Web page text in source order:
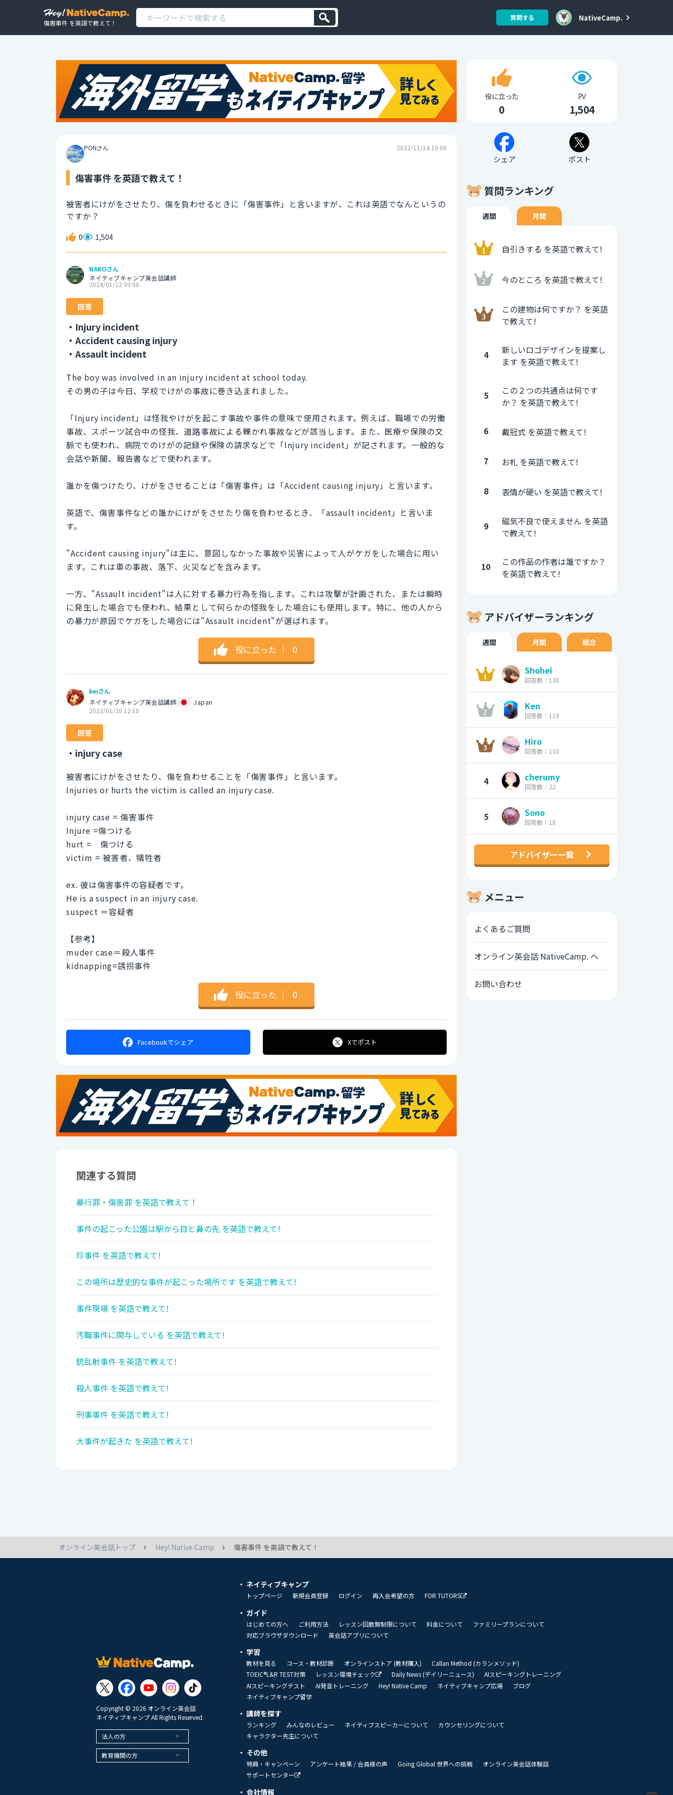
傷害事件 を英語で教えて！
質問する NativeCamp.
PONさん 2022/11/14 10:00
傷害事件 を英語で教えて！
被害者にけがをさせたり、傷を負わせるときに「傷害事件」と言いますが、これは英語でなんというの
ですか？
0 1,504
NAKOさん
ネイティブキャンプ英会話講師
2024/01/12 00:00
回答
・Injury incident
・Accident causing injury
・Assault incident
The boy was involved in an injury incident at school today.
その男の子は今日、学校でけがの事故に巻き込まれました。
「Injury incident」は怪我やけがを起こす事故や事件の意味で使用されます。例えば、職場での労働
事故、スポーツ試合中の怪我、道路事故による轢かれ事故などが該当します。また、医療や保険の文
脈でも使われ、病院でのけがの記録や保険の請求などで「Injury incident」が記されます。一般的な
会話や新聞、報告書などで使われます。
誰かを傷つけたり、けがをさせることは「傷害事件」は「Accident causing injury」と言います。
英語で、傷害事件などの誰かにけがをさせたり傷を負わせるとき、「assault incident」と言いま
す。
"Accident causing injury"は主に、意図しなかった事故や災害によって人がケガをした場合に用い
ます。これは車の事故、落下、火災などを含みます。
一方、"Assault incident"は人に対する暴力行為を指します。これは攻撃が計画された、または瞬時
に発生した場合でも使われ、結果として何らかの怪我をした場合にも使用します。特に、他の人から
の暴力が原因でケガをした場合には"Assault incident"が選ばれます。
役に立った ｜ 0
keiさん
ネイティブキャンプ英会話講師
Japan
2023/01/20 12:10
回答
・injury case
被害者にけがをさせたり、傷を負わせることを「傷害事件」と言います。
Injuries or hurts the victim is called an injury case.
injury case = 傷害事件
Injure =傷つける
hurt = 傷つける
victim = 被害者、犠牲者
ex. 彼は傷害事件の容疑者です。
He is a suspect in an injury case.
suspect ＝容疑者
【参考】
muder case＝殺人事件
kidnapping=誘拐事件
役に立った ｜ 0
Facebookでシェア Xでポスト
関連する質問
暴行罪・傷害罪 を英語で教えて！
事件の起こった公園は駅から目と鼻の先 を英語で教えて!
珍事件 を英語で教えて!
この場所は歴史的な事件が起こった場所です を英語で教えて!
事件現場 を英語で教えて!
汚職事件に関与している を英語で教えて!
銃乱射事件 を英語で教えて!
殺人事件 を英語で教えて!
刑事事件 を英語で教えて!
大事件が起きた を英語で教えて!
役に立った
0
PV
1,504
シェア ポスト
質問ランキング
週間 月間
自引きする を英語で教えて!
今のところ を英語で教えて!
この建物は何ですか？ を英語
で教えて!
4
新しいロゴデザインを提案し
ます を英語で教えて!
5
この２つの共通点は何です
か？ を英語で教えて!
6 戴冠式 を英語で教えて!
7 お札 を英語で教えて!
8 表情が硬い を英語で教えて!
9
磁気不良で使えません を英語
で教えて!
10
この作品の作者は誰ですか？
を英語で教えて!
アドバイザーランキング
週間 月間 総合
Shohei
回答数：138
Ken
回答数：119
Hiro
回答数：110
4 cherumy
回答数：22
5 Sono
回答数：18
アドバイザー一覧
メニュー
よくあるご質問
オンライン英会話 NativeCamp. へ
お問い合わせ
オンライン英会話トップ Hey! Native Camp 傷害事件 を英語で教えて！
Copyright © 2026 オンライン英会話
ネイティブキャンプ All Rights Reserved.
法人の方
教育機関の方
ネイティブキャンプ
トップページ 新規会員登録 ログイン 再入会希望の方 FOR TUTORS
ガイド
はじめての方へ ご利用方法 レッスン回数無制限について 料金について
ファミリープランについて
対応ブラウザダウンロード
英会話アプリについて
学習
教材を見る コース・教材診断 オンラインストア (教材購入)
Callan Method (カランメソッド)
TOEIC®L&R TEST対策
レッスン環境チェック Daily News (デイリーニュース)
AIスピーキングトレーニング
AIスピーキングテスト
AI発音トレーニング Hey! Native Camp ネイティブキャンプ広場
ブログ
ネイティブキャンプ留学
講師を探す
ランキング みんなのレビュー ネイティブスピーカーについて
カウンセリングについて
キャラクター先生について
その他
特典・キャンペーン アンケート結果 / 会員様の声 Going Global 世界への挑戦
オンライン英会話体験談
サポートセンター
会社情報